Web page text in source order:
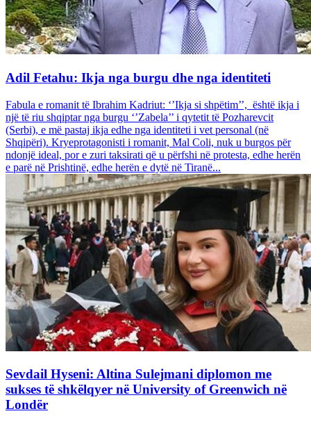
Adil Fetahu: Ikja nga burgu dhe nga identiteti
Fabula e romanit të Ibrahim Kadriut: ‘’Ikja si shpëtim’’, është ikja i
një të riu shqiptar nga burgu ‘’Zabela’’ i qytetit të Pozharevcit
(Serbi), e më pastaj ikja edhe nga identiteti i vet personal (në
Shqipëri). Kryeprotagonisti i romanit, Mal Coli, nuk u burgos për
ndonjë ideal, por e zuri taksirati që u përfshi në protesta, edhe herën
e parë në Prishtinë, edhe herën e dytë në Tiranë...
Sevdail Hyseni: Altina Sulejmani diplomon me
sukses të shkëlqyer në University of Greenwich në
Londër